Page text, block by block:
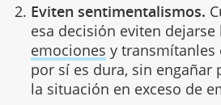
Eviten sentimentalismos.
esa decisión eviten
emociones y transmítanles
por sí es dura, sin engañar
la situación en exceso de